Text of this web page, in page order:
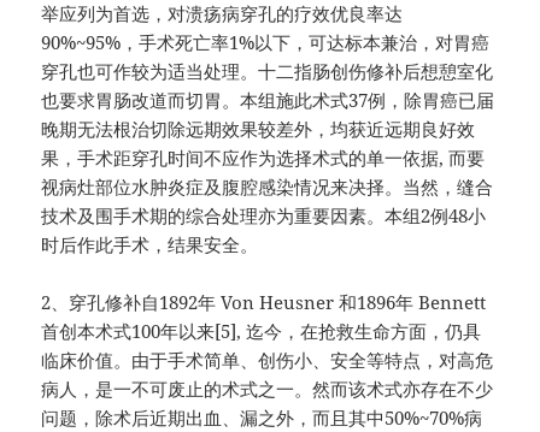
举应列为首选，对溃疡病穿孔的疗效优良率达
90%~95%，手术死亡率1%以下，可达标本兼治，对胃癌
穿孔也可作较为适当处理。十二指肠创伤修补后想憩室化
也要求胃肠改道而切胃。本组施此术式37例，除胃癌已届
晚期无法根治切除远期效果较差外，均获近远期良好效
果，手术距穿孔时间不应作为选择术式的单一依据, 而要
视病灶部位水肿炎症及腹腔感染情况来决择。当然，缝合
技术及围手术期的综合处理亦为重要因素。本组2例48小
时后作此手术，结果安全。
2、穿孔修补自1892年 Von Heusner 和1896年 Bennett
首创本术式100年以来[5], 迄今，在抢救生命方面，仍具
临床价值。由于手术简单、创伤小、安全等特点，对高危
病人，是一不可废止的术式之一。然而该术式亦存在不少
问题，除术后近期出血、漏之外，而且其中50%~70%病